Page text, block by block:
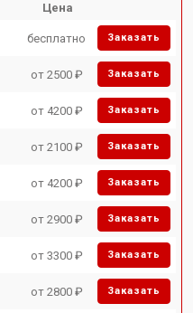
Цена
бесплатно Заказать
от 2500 ₽ Заказать
от 4200 ₽ Заказать
от 2100 ₽ Заказать
от 4200 ₽ Заказать
от 2900 ₽ Заказать
от 3300 ₽ Заказать
от 2800 ₽ Заказать